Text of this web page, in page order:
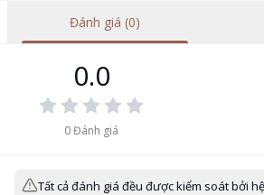
Đánh giá (0)
0.0
0Đánh giá
Tất cả đánh giá đều được kiểm soát bởi